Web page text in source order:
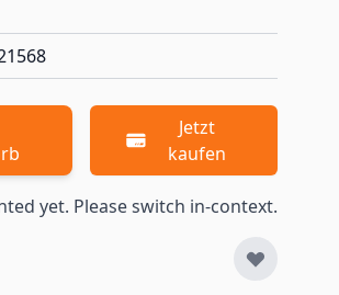
Jetzt
kaufen
yet. Please switch in-context.